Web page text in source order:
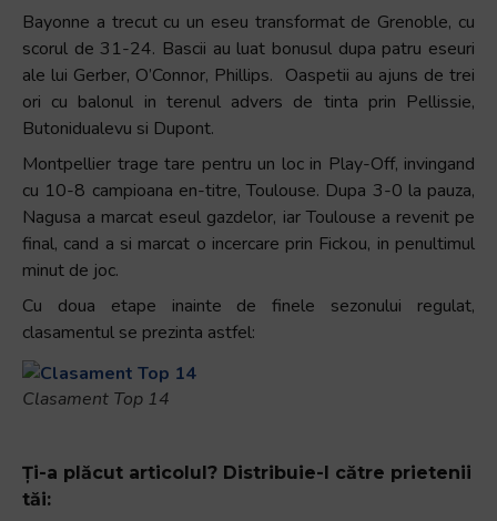
Bayonne a trecut cu un eseu transformat de Grenoble, cu
scorul de 31-24. Bascii au luat bonusul dupa patru eseuri
ale lui Gerber, O’Connor, Phillips. Oaspetii au ajuns de trei
ori cu balonul in terenul advers de tinta prin Pellissie,
Butonidualevu si Dupont.
Montpellier trage tare pentru un loc in Play-Off, invingand
cu 10-8 campioana en-titre, Toulouse. Dupa 3-0 la pauza,
Nagusa a marcat eseul gazdelor, iar Toulouse a revenit pe
final, cand a si marcat o incercare prin Fickou, in penultimul
minut de joc.
Cu doua etape inainte de finele sezonului regulat,
clasamentul se prezinta astfel:
Clasament Top 14
Ți-a plăcut articolul? Distribuie-l către prietenii
tăi: